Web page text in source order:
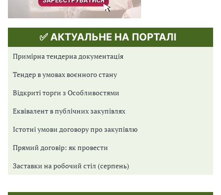
✅ АКТУАЛЬНЕ НА ПОРТАЛІ
Примірна тендерна документація
Тендер в умовах воєнного стану
Відкриті торги з Особливостями
Еквівалент в публічних закупівлях
Істотні умови договору про закупівлю
Прямий договір: як провести
Заставки на робочий стіл (серпень)